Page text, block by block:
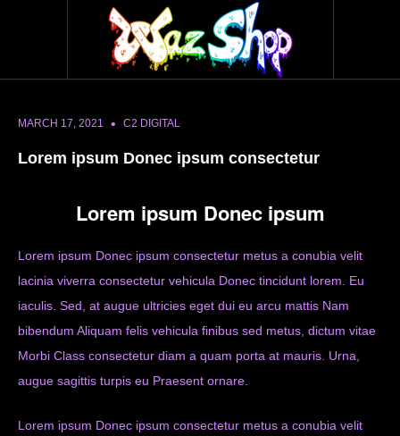
MARCH 17, 2021 • C2 DIGITAL
Lorem ipsum Donec ipsum consectetur
Lorem ipsum Donec ipsum
Lorem ipsum Donec ipsum consectetur metus a conubia velit
lacinia viverra consectetur vehicula Donec tincidunt lorem. Eu
iaculis. Sed, at augue ultricies eget dui eu arcu mattis Nam
bibendum Aliquam felis vehicula finibus sed metus, dictum vitae
Morbi Class consectetur diam a quam porta at mauris. Urna,
augue sagittis turpis eu Praesent ornare.
Lorem ipsum Donec ipsum consectetur metus a conubia velit